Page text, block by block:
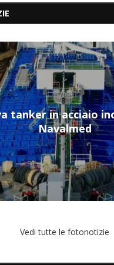
tanker in acciaio
Navalmed
Vedi tutte le fotonotizie